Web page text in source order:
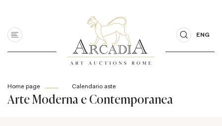
ENG
Home page Calendario aste
Arte Moderna e Contemporanea